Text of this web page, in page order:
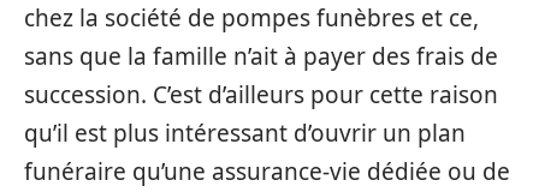
chez la société de pompes funèbres et ce,
sans que la famille n’ait à payer des frais de
succession. C’est d’ailleurs pour cette raison
qu’il est plus intéressant d’ouvrir un plan
funéraire qu’une assurance-vie dédiée ou de